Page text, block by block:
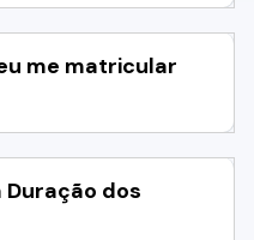
me matricular
Duração dos